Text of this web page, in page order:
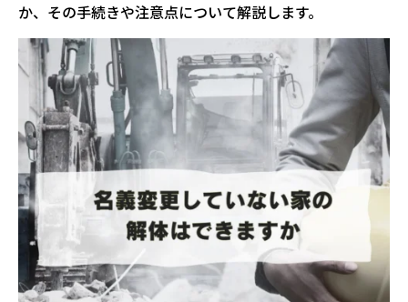
か、その手続きや注意点について解説します。